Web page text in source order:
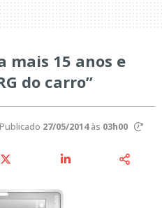
mais 15 anos e
do carro”
Publicado 27/05/2014às 03h00